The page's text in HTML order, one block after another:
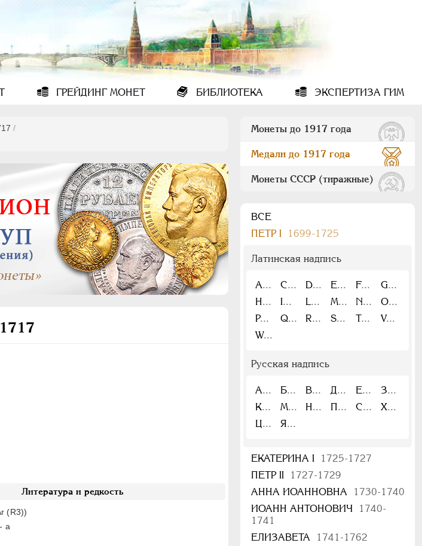
ГРЕЙДИНГМОНЕТ БИБЛИОТЕКА ЭКСПЕРТИЗА ГИМ
/
Литература и редкость
(R3))
a
Монеты до 1917 года
Медали до 1917 года
Монеты СССР (тиражные)
ВСЕ
ПEТР I
1699-1725
Латинская надпись
A C D E F
G
H
I L M N
O
P
Q R S T
V
W
Русская надпись
А Б В Д Е
З
К
М Н П С
Х
Ц
Я
ЕКАТЕРИНА I
1725-1727
ПЕТР II
1727-1729
АННА ИОАННОВНА
1730-1740
ИОАНН АНТОНОВИЧ
1740-
1741
ЕЛИЗАВЕТА
1741-1762